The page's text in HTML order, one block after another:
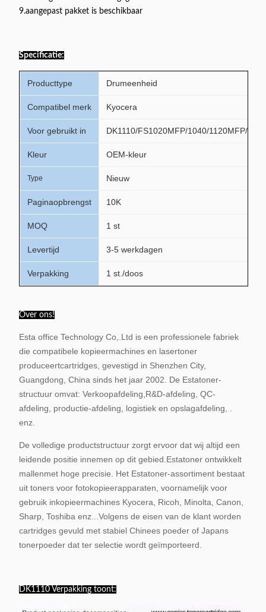
9.aangepast pakket is beschikbaar
Specificatie:
Producttype Drumeenheid
Compatibel merk Kyocera
Voor gebruikt in DK1110/FS1020MFP/1040/1120MFP/
Kleur OEM-kleur
Type Nieuw
Paginaopbrengst 10K
MOQ 1 st
Levertijd 3-5 werkdagen
Verpakking 1 st./doos
Over ons!
Esta office Technology Co,.Ltd is een professionele fabriek
die compatibele kopieermachines en lasertoner
produceertcartridges, gevestigd in Shenzhen City,
Guangdong, China sinds het jaar 2002. De Estatoner-
structuur omvat: Verkoopafdeling, R&D-afdeling, QC-
afdeling, productie-afdeling, logistiek en opslagafdeling, .
enz.
De volledige productstructuur zorgt ervoor dat wij altijd een
leidende positie innemen op dit gebied. Estatoner ontwikkelt
mallenmet hoge precisie. Het Estatoner-assortiment bestaat
uit toners voor fotokopieerapparaten, voornamelijk voor
gebruik inkopieermachines Kyocera, Ricoh, Minolta, Canon,
Sharp, Toshiba enz... Volgens de eisen van de klant worden
cartridges gevuld met stabiel Chinees poeder of Japans
tonerpoeder dat ter selectie wordt geïmporteerd.
DK1110 Verpakking toont: